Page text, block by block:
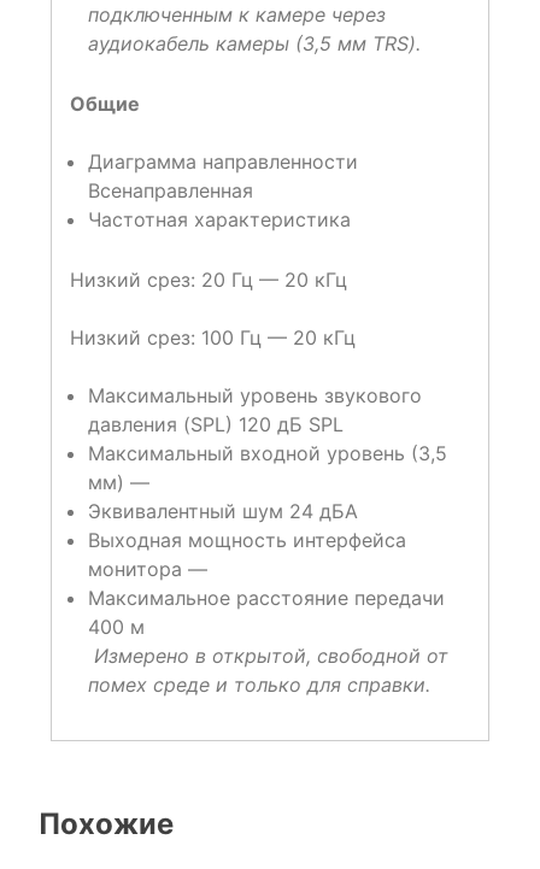
подключенным к камере через
аудиокабель камеры (3,5 мм TRS).
Общие
Диаграмма направленности
Всенаправленная
Частотная характеристика
Низкий срез: 20 Гц — 20 кГц
Низкий срез: 100 Гц — 20 кГц
Максимальный уровень звукового
давления (SPL) 120 дБ SPL
Максимальный входной уровень (3,5
мм) —
Эквивалентный шум 24 дБА
Выходная мощность интерфейса
монитора —
Максимальное расстояние передачи
400 м
Измерено в открытой, свободной от
помех среде и только для справки.
Похожие